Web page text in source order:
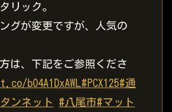
リック。
グが変更ですが、人気の
は、下記をご参照くださ
bO4A1DxAWL #PCX125#通
ンネット #八尾市#マット